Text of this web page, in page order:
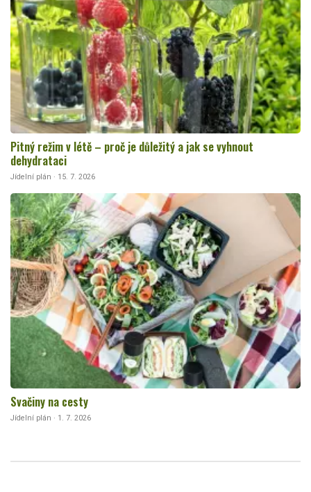
Pitný režim v létě – proč je důležitý a jak se vyhnout
dehydrataci
Jídelní plán · 15. 7. 2026
Svačiny na cesty
Jídelní plán · 1. 7. 2026